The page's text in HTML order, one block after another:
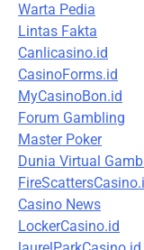
Warta Pedia
Lintas Fakta
Canlicasino.id
CasinoForms.id
MyCasinoBon.id
Forum Gambling
Master Poker
Dunia Virtual
Casino News
LockerCasino.id